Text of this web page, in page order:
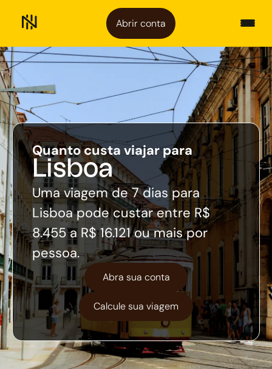
Abrir conta
Quanto custa viajar para
Lisboa
Uma viagem de 7 dias para
Lisboa pode custar entre R$
8.455 a R$ 16.121 ou mais por
pessoa.
Abra sua conta
Calcule sua viagem